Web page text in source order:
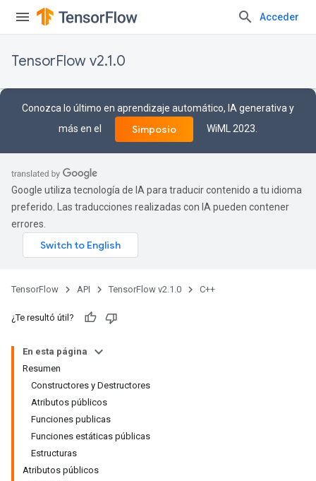
Acceder
TensorFlow v2.1.0
Conozca lo último en aprendizaje automático, IA generativa y
más en el
Simposio WiML 2023.
Google utiliza tecnología de IA para traducir contenido a tu idioma
preferido. Las traducciones realizadas con IA pueden contener
errores.
TensorFlow API TensorFlow v2.1.0 C++
¿Te resultó útil?
En esta página
Resumen
Constructores y Destructores
Atributos públicos
Funciones publicas
Funciones estáticas públicas
Estructuras
Atributos públicos